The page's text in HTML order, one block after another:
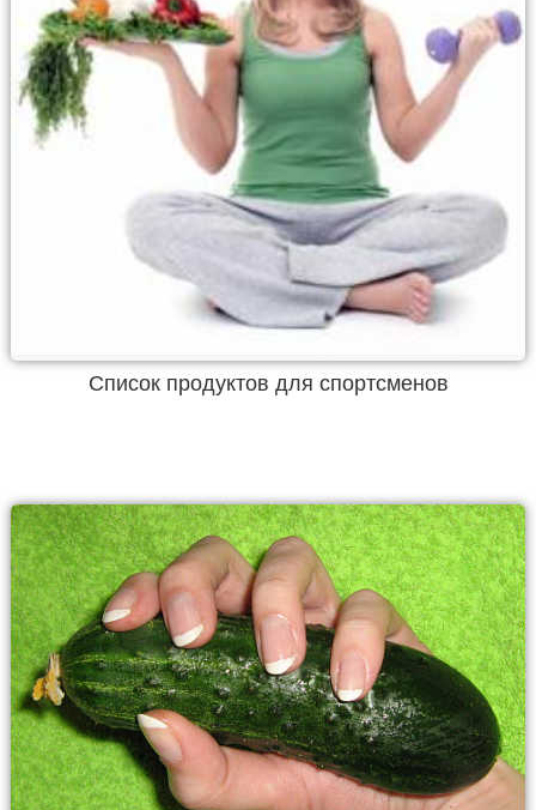
Список продуктов для спортсменов